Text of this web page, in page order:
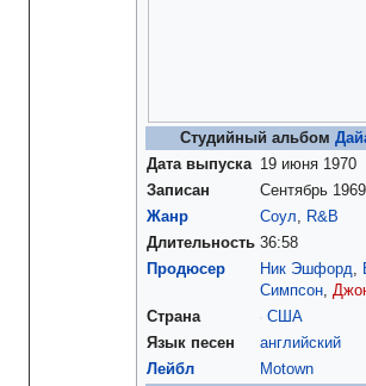
Студийный альбом
Дата выпуска 19 июня 1970
Записан
Сентябрь
Жанр
Соул, R&B
Длительность 36:58
Продюсер
Ник Эшфорд,
Симпсон,
Страна
США
Язык песен
английский
Лейбл
Motown